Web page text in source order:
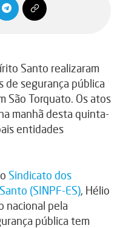
Santo realizaram
de segurança pública
São Torquato. Os atos
manhã desta quinta-
entidades
Sindicato dos
(SINPF-ES), Hélio
nacional pela
pública tem